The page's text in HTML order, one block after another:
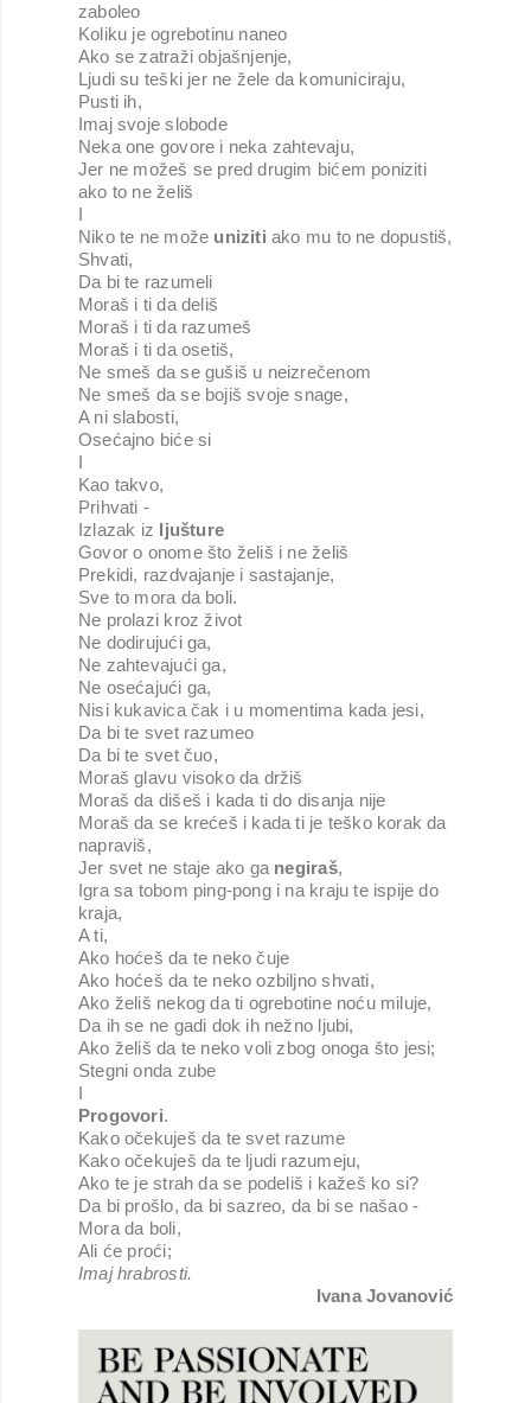
zaboleo
Koliku je ogrebotinu naneo
Ako se zatraži objašnjenje,
Ljudi su teški jer ne žele da komuniciraju,
Pusti ih,
Imaj svoje slobode
Neka one govore i neka zahtevaju,
Jer ne možeš se pred drugim bićem poniziti
ako to ne želiš
I
Niko te ne može uniziti ako mu to ne dopustiš,
Shvati,
Da bi te razumeli
Moraš i ti da deliš
Moraš i ti da razumeš
Moraš i ti da osetiš,
Ne smeš da se gušiš u neizrečenom
Ne smeš da se bojiš svoje snage,
A ni slabosti,
Osećajno biće si
I
Kao takvo,
Prihvati -
Izlazak iz ljušture
Govor o onome što želiš i ne želiš
Prekidi, razdvajanje i sastajanje,
Sve to mora da boli.
Ne prolazi kroz život
Ne dodirujući ga,
Ne zahtevajući ga,
Ne osećajući ga,
Nisi kukavica čak i u momentima kada jesi,
Da bi te svet razumeo
Da bi te svet čuo,
Moraš glavu visoko da držiš
Moraš da dišeš i kada ti do disanja nije
Moraš da se krećeš i kada ti je teško korak da
napraviš,
Jer svet ne staje ako ga negiraš,
Igra sa tobom ping-pong i na kraju te ispije do
kraja,
A ti,
Ako hoćeš da te neko čuje
Ako hoćeš da te neko ozbiljno shvati,
Ako želiš nekog da ti ogrebotine noću miluje,
Da ih se ne gadi dok ih nežno ljubi,
Ako želiš da te neko voli zbog onoga što jesi;
Stegni onda zube
I
Progovori.
Kako očekuješ da te svet razume
Kako očekuješ da te ljudi razumeju,
Ako te je strah da se podeliš i kažeš ko si?
Da bi prošlo, da bi sazreo, da bi se našao -
Mora da boli,
Ali će proći;
Imaj hrabrosti.
Ivana Jovanović